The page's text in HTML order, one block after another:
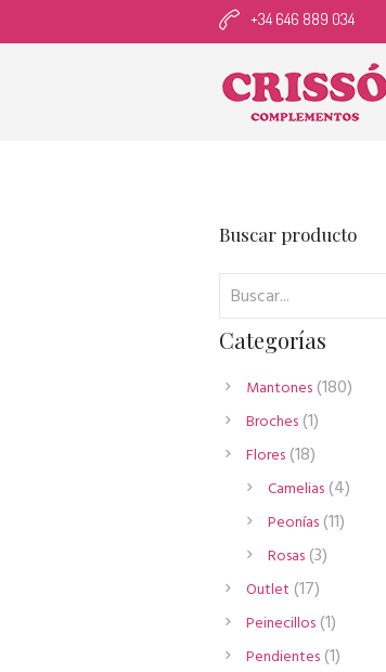
+34 646 889 034
Buscar producto
Categorías
Mantones 180180
Broches 11
producto
Flores 1818
productos
Camelias 44
Peonías 1111
Rosas 33
Outlet 1717
productos
Peinecillos 11
producto
Pendientes 11